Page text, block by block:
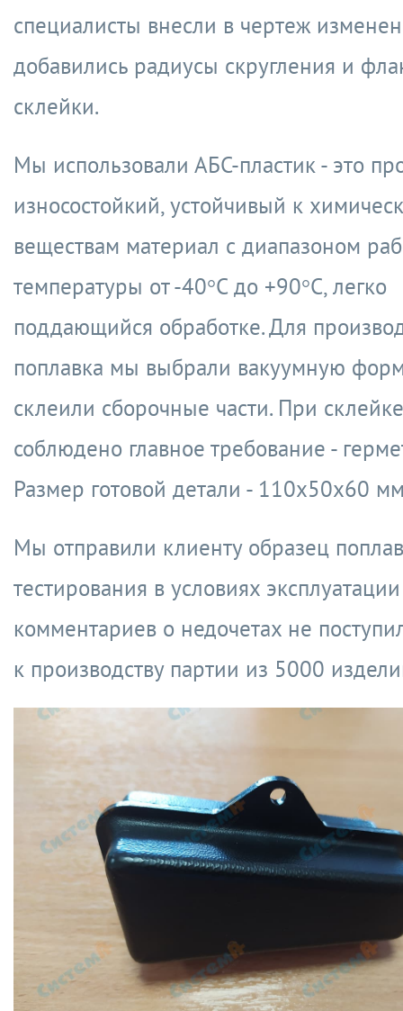
специалисты внесли в чертеж
добавились радиусы скругления и
склейки.
Мы использовали АБС-пластик - это
износостойкий, устойчивый к
веществам материал с диапазоном
температуры от -40°С до +90°С, легко
поддающийся обработке. Для
поплавка мы выбрали вакуумную
склеили сборочные части. При
соблюдено главное требование -
Размер готовой детали - 110х50х60
Мы отправили клиенту образец
тестирования в условиях
комментариев о недочетах не
к производству партии из 5000